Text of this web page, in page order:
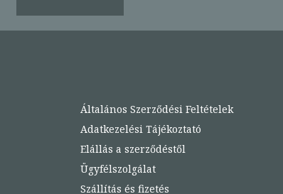
Általános Szerződési Feltételek
Adatkezelési Tájékoztató
Elállás a szerződéstől
Ügyfélszolgálat
Szállítás és fizetés